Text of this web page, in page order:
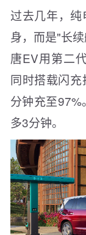
过去几年，
身，而是"长
唐EV用第二
同时搭载闪
分钟充至
多3分钟。